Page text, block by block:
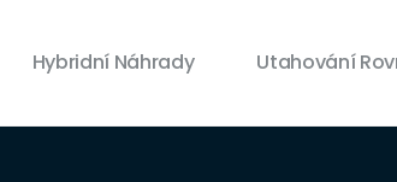
Hybridní Náhrady Utahování